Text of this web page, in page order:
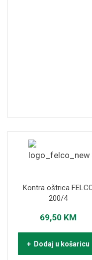
Kontra oštrica
200/4
69,50 KM
+ Dodaj u košaricu